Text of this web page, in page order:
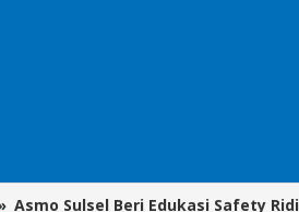
Asmo Sulsel Beri Edukasi Safety